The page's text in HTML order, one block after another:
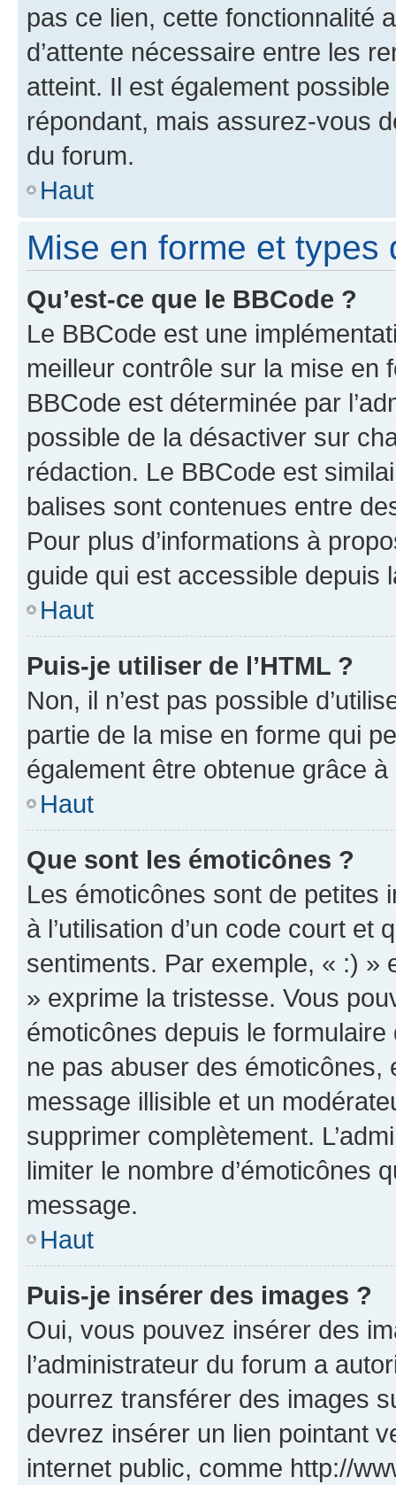
pas ce lien, cette fonctionnalité
d’attente nécessaire entre les
atteint. Il est également
répondant, mais assurez-vous
du forum.
Haut
Mise en forme et types
Qu’est-ce que le BBCode ?
Le BBCode est une
meilleur contrôle sur la mise en
BBCode est déterminée par
possible de la désactiver sur
rédaction. Le BBCode est
balises sont contenues entre
Pour plus d’informations à
guide qui est accessible depuis
Haut
Puis-je utiliser de l’HTML ?
Non, il n’est pas possible
partie de la mise en forme qui
également être obtenue grâce à
Haut
Que sont les émoticônes ?
Les émoticônes sont de petites
à l’utilisation d’un code court et
sentiments. Par exemple, « :) »
» exprime la tristesse. Vous
émoticônes depuis le
ne pas abuser des
message illisible et un
supprimer complètement.
limiter le nombre d’émoticônes
message.
Haut
Puis-je insérer des images ?
Oui, vous pouvez insérer des
l’administrateur du forum a
pourrez transférer des images
devrez insérer un lien pointant
internet public, comme http://